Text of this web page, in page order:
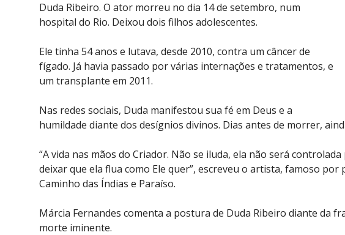
Duda Ribeiro. O ator morreu no dia 14 de setembro, num
hospital do Rio. Deixou dois filhos adolescentes.
Ele tinha 54 anos e lutava, desde 2010, contra um câncer de
fígado. Já havia passado por várias internações e tratamentos, e
um transplante em 2011.
Nas redes sociais, Duda manifestou sua fé em Deus e a
humildade diante dos desígnios divinos. Dias antes de morrer,
“A vida nas mãos do Criador. Não se iluda, ela não será
deixar que ela flua como Ele quer”, escreveu o artista, famoso por
Caminho das Índias e Paraíso.
Márcia Fernandes comenta a postura de Duda Ribeiro diante da
morte iminente.